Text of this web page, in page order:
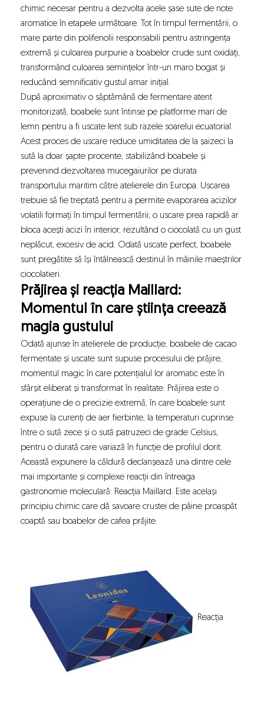
chimic necesar pentru a dezvolta acele șase sute de note
aromatice în etapele următoare. Tot în timpul fermentării, o
mare parte din polifenolii responsabili pentru astringența
extremă și culoarea purpurie a boabelor crude sunt oxidați,
transformând culoarea semințelor într-un maro bogat și
reducând semnificativ gustul amar inițial.
După aproximativ o săptămână de fermentare atent
monitorizată, boabele sunt întinse pe platforme mari de
lemn pentru a fi uscate lent sub razele soarelui ecuatorial.
Acest proces de uscare reduce umiditatea de la șaizeci la
sută la doar șapte procente, stabilizând boabele și
prevenind dezvoltarea mucegaiurilor pe durata
transportului maritim către atelierele din Europa. Uscarea
trebuie să fie treptată pentru a permite evaporarea acizilor
volatili formați în timpul fermentării; o uscare prea rapidă ar
bloca acești acizi în interior, rezultând o ciocolată cu un gust
neplăcut, excesiv de acid. Odată uscate perfect, boabele
sunt pregătite să își întâlnească destinul în mâinile maeștrilor
ciocolatieri.
Prăjirea și reacția Maillard:
Momentul în care știința creează
magia gustului
Odată ajunse în atelierele de producție, boabele de cacao
fermentate și uscate sunt supuse procesului de prăjire,
momentul magic în care potențialul lor aromatic este în
sfârșit eliberat și transformat în realitate. Prăjirea este o
operațiune de o precizie extremă, în care boabele sunt
expuse la curenți de aer fierbinte, la temperaturi cuprinse
între o sută zece și o sută patruzeci de grade Celsius,
pentru o durată care variază în funcție de profilul dorit.
Această expunere la căldură declanșează una dintre cele
mai importante și complexe reacții din întreaga
gastronomie moleculară: Reacția Maillard. Este același
principiu chimic care dă savoare crustei de pâine proaspăt
coaptă sau boabelor de cafea prăjite.
Reacția